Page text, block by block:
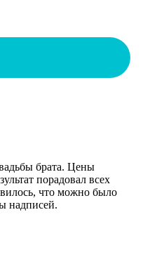
брата. Цены
порадовал всех
что можно было
надписей.